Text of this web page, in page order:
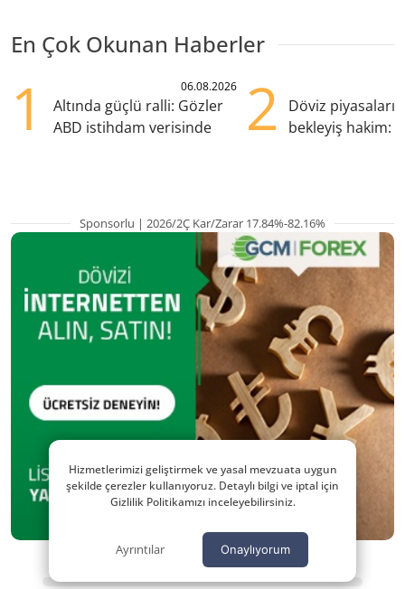
En Çok Okunan Haberler
1 06.08.2026
Altında güçlü ralli: Gözler
ABD istihdam verisinde
2
Döviz
bekleyiş hakim:
Sponsorlu | 2026/2Ç Kar/Zarar 17.84%-82.16%
Hizmetlerimizi geliştirmek ve yasal mevzuata uygun
şekilde çerezler kullanıyoruz. Detaylı bilgi ve iptal için
Gizlilik Politikamızı inceleyebilirsiniz.
Ayrıntılar Onaylıyorum